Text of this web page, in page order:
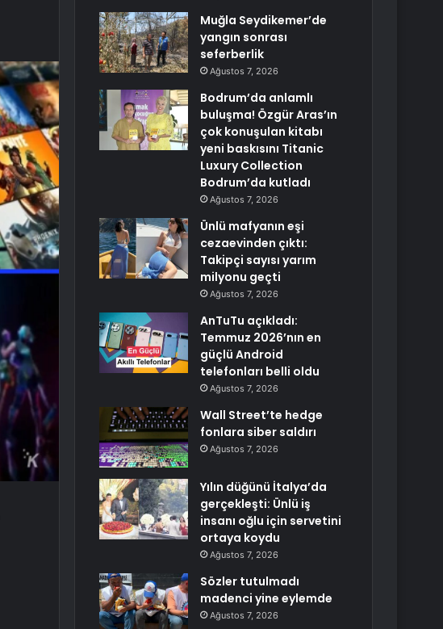
Muğla Seydikemer’de
yangın sonrası
seferberlik
Ağustos 7, 2026
Bodrum’da anlamlı
buluşma! Özgür Aras’ın
çok konuşulan kitabı
yeni baskısını Titanic
Luxury Collection
Bodrum’da kutladı
Ağustos 7, 2026
Ünlü mafyanın eşi
cezaevinden çıktı:
Takipçi sayısı yarım
milyonu geçti
Ağustos 7, 2026
AnTuTu açıkladı:
Temmuz 2026’nın en
güçlü Android
telefonları belli oldu
Ağustos 7, 2026
Wall Street’te hedge
fonlara siber saldırı
Ağustos 7, 2026
Yılın düğünü İtalya’da
gerçekleşti: Ünlü iş
insanı oğlu için servetini
ortaya koydu
Ağustos 7, 2026
Sözler tutulmadı
madenci yine eylemde
Ağustos 7, 2026